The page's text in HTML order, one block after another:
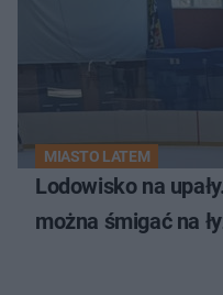
MIASTO LATEM
Lodowisko na
można śmigać na